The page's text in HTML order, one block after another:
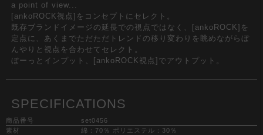
a point of view...
[ankoROCK視点]をコンセプトにセレクト。
既存ブランドイメージの延長での視点ではなく、[ankoROCK]を
定点に、あくまでただただトレンドの移り変わりを眺めながらぼ
んやりと視点を合わせてセレクト。
ぼーっとインプット、[ankoROCK視点]でアウトプット。
SPECIFICATIONS
商品番号
set0456
素材
綿：70％ ポリエステル：30％